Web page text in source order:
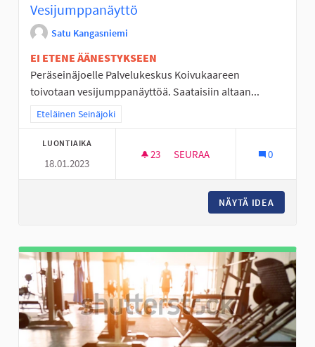
Vesijumppanäyttö
Satu Kangasniemi
EI ETENE ÄÄNESTYKSEEN
Peräseinäjoelle Palvelukeskus Koivukaareen
toivotaan vesijumppanäyttöä. Saataisiin altaan...
Rajaa tulokset teeman mukaan: Eteläinen Seinäjoki
Eteläinen Seinäjoki
LUONTIAIKA
18.01.2023
23 23 SEURAAJAA
SEURAA 0
NÄYTÄ IDEA